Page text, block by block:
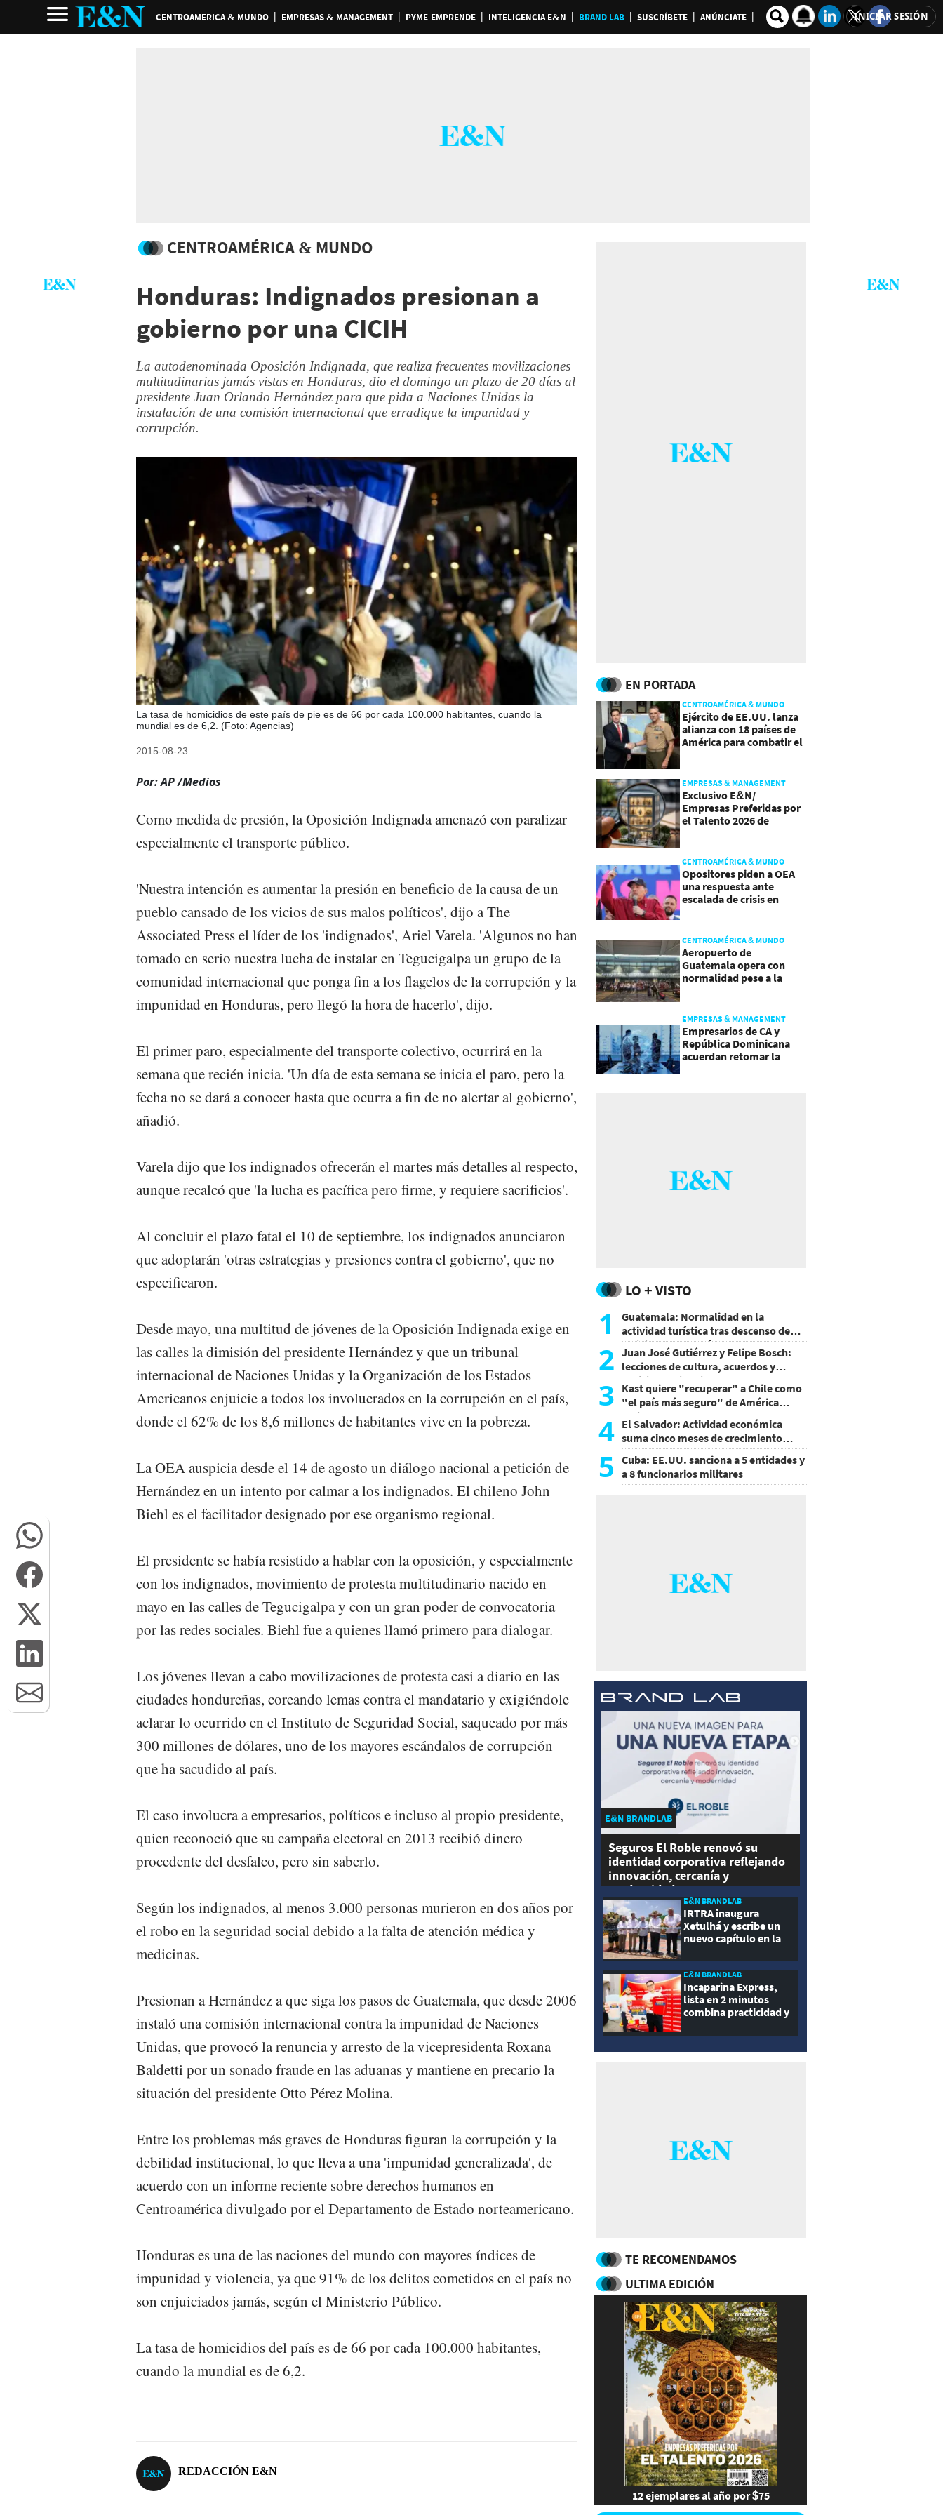
CENTROAMERICA & MUNDO EMPRESAS & MANAGEMENT PYME-EMPRENDE INTELIGENCIA E&N BRAND LAB SUSCRÍBETE ANÚNCIATE INICIAR SESIÓN
CENTROAMÉRICA & MUNDO
Honduras: Indignados presionan a
gobierno por una CICIH
La autodenominada Oposición Indignada, que realiza frecuentes movilizaciones
multitudinarias jamás vistas en Honduras, dio el domingo un plazo de 20 días al
presidente Juan Orlando Hernández para que pida a Naciones Unidas la
instalación de una comisión internacional que erradique la impunidad y
corrupción.
La tasa de homicidios de este país de pie es de 66 por cada 100.000 habitantes, cuando la
mundial es de 6,2. (Foto: Agencias)
2015-08-23
Por: AP /Medios
Como medida de presión, la Oposición Indignada amenazó con paralizar
especialmente el transporte público.
'Nuestra intención es aumentar la presión en beneficio de la causa de un
pueblo cansado de los vicios de sus malos polí­ticos', dijo a The
Associated Press el líder de los 'indignados', Ariel Varela. 'Algunos no han
tomado en serio nuestra lucha de instalar en Tegucigalpa un grupo de la
comunidad internacional que ponga fin a los flagelos de la corrupción y la
impunidad en Honduras, pero llegó la hora de hacerlo', dijo.
El primer paro, especialmente del transporte colectivo, ocurrirá en la
semana que recién inicia. 'Un día de esta semana se inicia el paro, pero la
fecha no se dará a conocer hasta que ocurra a fin de no alertar al gobierno',
añadió.
Varela dijo que los indignados ofrecerán el martes más detalles al respecto,
aunque recalcó que 'la lucha es pacífica pero firme, y requiere sacrificios'.
Al concluir el plazo fatal el 10 de septiembre, los indignados anunciaron
que adoptarán 'otras estrategias y presiones contra el gobierno', que no
especificaron.
Desde mayo, una multitud de jóvenes de la Oposición Indignada exige en
las calles la dimisión del presidente Hernández y que un tribunal
internacional de Naciones Unidas y la Organización de los Estados
Americanos enjuicie a todos los involucrados en la corrupción en el paí­s,
donde el 62% de los 8,6 millones de habitantes vive en la pobreza.
La OEA auspicia desde el 14 de agosto un diálogo nacional a petición de
Hernández en un intento por calmar a los indignados. El chileno John
Biehl es el facilitador designado por ese organismo regional.
El presidente se habí­a resistido a hablar con la oposición, y especialmente
con los indignados, movimiento de protesta multitudinario nacido en
mayo en las calles de Tegucigalpa y con un gran poder de convocatoria
por las redes sociales. Biehl fue a quienes llamó primero para dialogar.
Los jóvenes llevan a cabo movilizaciones de protesta casi a diario en las
ciudades hondureñas, coreando lemas contra el mandatario y exigiéndole
aclarar lo ocurrido en el Instituto de Seguridad Social, saqueado por más
300 millones de dólares, uno de los mayores escándalos de corrupción
que ha sacudido al paí­s.
El caso involucra a empresarios, polí­ticos e incluso al propio presidente,
quien reconoció que su campaña electoral en 2013 recibió dinero
procedente del desfalco, pero sin saberlo.
Según los indignados, al menos 3.000 personas murieron en dos años por
el robo en la seguridad social debido a la falta de atención médica y
medicinas.
Presionan a Hernández a que siga los pasos de Guatemala, que desde 2006
instaló una comisión internacional contra la impunidad de Naciones
Unidas, que provocó la renuncia y arresto de la vicepresidenta Roxana
Baldetti por un sonado fraude en las aduanas y mantiene en precario la
situación del presidente Otto Pérez Molina.
Entre los problemas más graves de Honduras figuran la corrupción y la
debilidad institucional, lo que lleva a una 'impunidad generalizada', de
acuerdo con un informe reciente sobre derechos humanos en
Centroamérica divulgado por el Departamento de Estado norteamericano.
Honduras es una de las naciones del mundo con mayores í­ndices de
impunidad y violencia, ya que 91% de los delitos cometidos en el paí­s no
son enjuiciados jamás, según el Ministerio Público.
La tasa de homicidios del paí­s es de 66 por cada 100.000 habitantes,
cuando la mundial es de 6,2.
REDACCIÓN E&N
EN PORTADA
CENTROAMÉRICA & MUNDO
Ejército de EE.UU. lanza
alianza con 18 países de
América para combatir el
EMPRESAS & MANAGEMENT
Exclusivo E&N/
Empresas Preferidas por
el Talento 2026 de
CENTROAMÉRICA & MUNDO
Opositores piden a OEA
una respuesta ante
escalada de crisis en
CENTROAMÉRICA & MUNDO
Aeropuerto de
Guatemala opera con
normalidad pese a la
EMPRESAS & MANAGEMENT
Empresarios de CA y
República Dominicana
acuerdan retomar la
LO + VISTO
1
Guatemala: Normalidad en la
actividad turística tras descenso de
actividad del volcán de Fuego
2 Juan José Gutiérrez y Felipe Bosch:
lecciones de cultura, acuerdos y
decisiones sin miedo
3 Kast quiere "recuperar" a Chile como
"el país más seguro" de América
Latina
4 El Salvador: Actividad económica
suma cinco meses de crecimiento
arriba de 4%
5
Cuba: EE.UU. sanciona a 5 entidades y
a 8 funcionarios militares
E&N BRANDLAB
Seguros El Roble renovó su
identidad corporativa reflejando
innovación, cercanía y
modernidad
E&N BRANDLAB
IRTRA inaugura
Xetulhá y escribe un
nuevo capítulo en la
recreación de
Guatemala
E&N BRANDLAB
Incaparina Express,
lista en 2 minutos
combina practicidad y
TE RECOMENDAMOS
ULTIMA EDICIÓN
12 ejemplares al año por $75